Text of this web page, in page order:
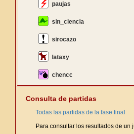
paujas
sin_ciencia
sirocazo
lataxy
chencc
Consulta de partidas
Todas las partidas de la fase final
Para consultar los resultados de un